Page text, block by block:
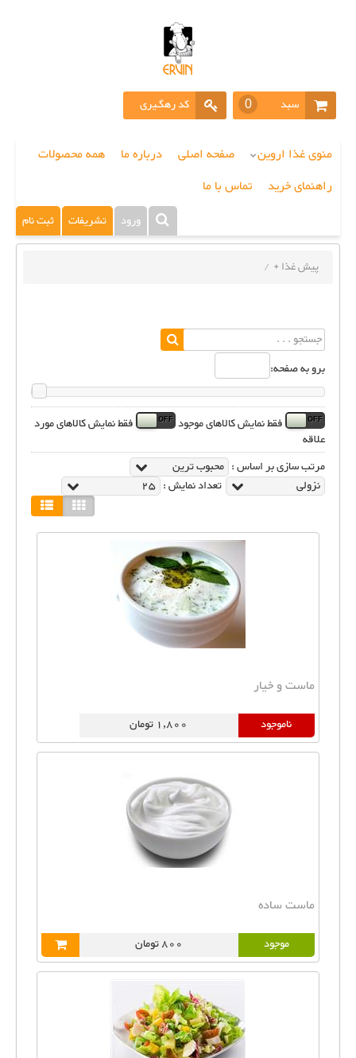
0
سبد
کد رهگـیری
منوی غذا اروین صفحه اصلی درباره ما
همه محصولات
راهنمای خرید
تماس با ما
ثبت نام تشریفات ورود
پیش غذا + /
برو به صفحه:
فقط نمایش کالاهای موجود فقط نمایش کالاهای مورد
علاقه
مرتب سازی بر اساس : محبوب ترین
نزولی
تعداد نمایش : 25
ماست و خیار
ناموجود 1,800 تومان
ماست ساده
موجود 800 تومان